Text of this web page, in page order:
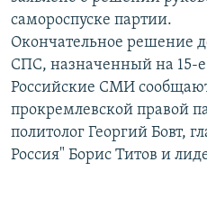
РАСПИСАНИЕ ВЕЩАНИЯ
ПОДПИШИТЕСЬ НА
СОЦИАЛЬНЫЕ СЕТИ
самороспуске партии.
Окончательное решение
СПС, назначенный на 15-е
Российские СМИ
прокремлевской правой
политолог Георгий Бовт,
Россия" Борис Титов и